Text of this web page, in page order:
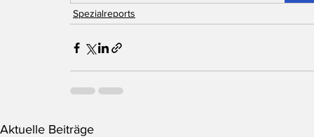
Spezialreports
Aktuelle Beiträge